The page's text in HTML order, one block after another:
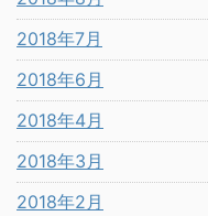
2018年7月
2018年6月
2018年4月
2018年3月
2018年2月